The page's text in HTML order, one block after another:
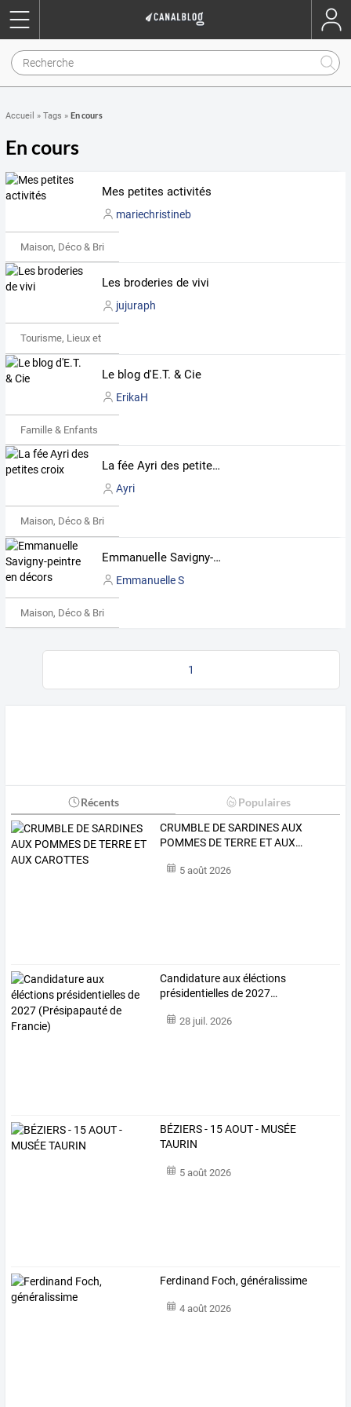
Accueil » Tags » En cours
En cours
Mes petites activités
mariechristineb
Maison, Déco & Bricolage
Les broderies de vivi
jujuraph
Tourisme, Lieux et Événements
Le blog d'E.T. & Cie
ErikaH
Famille & Enfants
La fée Ayri des petites croix
Ayri
Maison, Déco & Bricolage
Emmanuelle Savigny-peintre en décors
Emmanuelle S
Maison, Déco & Bricolage
1
Récents Populaires
CRUMBLE DESARDINESAUX
POMMES DETERRE ETAUX…
5 août 2026
Candidatureauxéléctions
présidentiellesde2027…
28 juil. 2026
BÉZIERS - 15 AOUT - MUSÉE
TAURIN
5 août 2026
Ferdinand Foch, généralissime
4 août 2026